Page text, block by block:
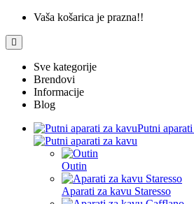
Vaša košarica je prazna!!
Sve kategorije
Brendovi
Informacije
Blog
Putni
Outin
Aparati za kavu Staresso